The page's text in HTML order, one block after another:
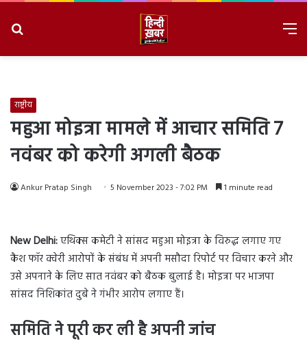
राष्ट्रीय
महुआ मोइत्रा मामले में आचार समिति 7
नवंबर को करेगी अगली बैठक
Ankur Pratap Singh 5 November 2023 - 7:02 PM 1 minute read
NewDelhi:एथिक्स कमेटी ने सांसद महुआ मोइत्रा के विरुद्ध लगाए गए
कैश फॉर क्वेरी आरोपों के संबंध में अपनी मसौदा रिपोर्ट पर विचार करने और
उसे अपनाने के लिए सात नवंबर को बैठक बुलाई है। मोइत्रा पर भाजपा
सांसद निशिकांत दुबे ने गंभीर आरोप लगाए हैं।
समिति ने पूरी कर ली है अपनी जांच